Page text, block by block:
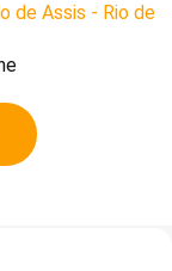
de Assis - Rio de